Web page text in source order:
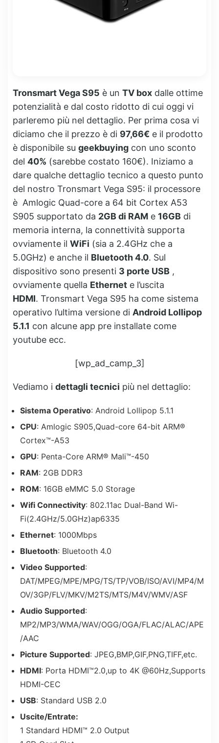
Tronsmart Vega S95 è un TV box dalle ottime
potenzialità e dal costo ridotto di cui oggi vi
parleremo più nel dettaglio. Per prima cosa vi
diciamo che il prezzo è di 97,66€ e il prodotto
è disponibile su geekbuying con uno sconto
del 40% (sarebbe costato 160€). Iniziamo a
dare qualche dettaglio tecnico a questo punto
del nostro Tronsmart Vega S95: il processore
è Amlogic Quad-core a 64 bit Cortex A53
S905 supportato da 2GB di RAM e 16GB di
memoria interna, la connettività supporta
ovviamente il WiFi (sia a 2.4GHz che a
5.0GHz) e anche il Bluetooth 4.0. Sul
dispositivo sono presenti 3 porte USB ,
ovviamente quella Ethernet e l’uscita
HDMI. Tronsmart Vega S95 ha come sistema
operativo l’ultima versione di Android Lollipop
5.1.1 con alcune app pre installate come
youtube ecc.
[wp_ad_camp_3]
Vediamo i dettagli tecnici più nel dettaglio:
Sistema Operativo: Android Lollipop 5.1.1
CPU: Amlogic S905,Quad-core 64-bit ARM®
Cortex™-A53
GPU: Penta-Core ARM® Mali™-450
RAM: 2GB DDR3
ROM: 16GB eMMC 5.0 Storage
Wifi Connectivity: 802.11ac Dual-Band Wi-
Fi(2.4GHz/5.0GHz)ap6335
Ethernet: 1000Mbps
Bluetooth: Bluetooth 4.0
Video Supported:
DAT/MPEG/MPE/MPG/TS/TP/VOB/ISO/AVI/MP4/M
OV/3GP/FLV/MKV/M2TS/MTS/M4V/WMV/ASF
Audio Supported:
MP2/MP3/WMA/WAV/OGG/OGA/FLAC/ALAC/APE
/AAC
Picture Supported: JPEG,BMP,GIF,PNG,TIFF,etc.
HDMI: Porta HDMI™2.0,up to 4K @60Hz,Supports
HDMI-CEC
USB: Standard USB 2.0
Uscite/Entrate:
1 Standard HDMI™ 2.0 Output